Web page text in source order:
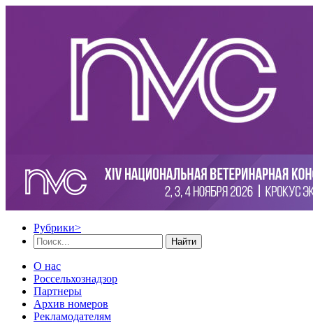
Рубрики>
Найти
О нас
Россельхознадзор
Партнеры
Архив номеров
Рекламодателям